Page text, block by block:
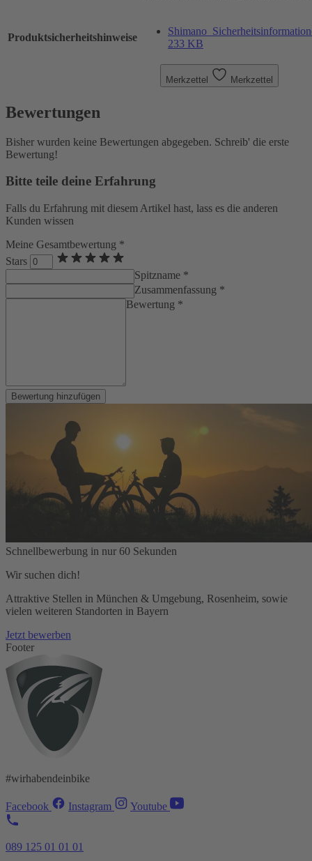
Produktsicherheitshinweise
233 KB
Merkzettel Merkzettel
Bewertungen
Bisher wurden keine Bewertungen abgegeben. Schreib' die erste
Bewertung!
Bitte teile deine Erfahrung
Falls du Erfahrung mit diesem Artikel hast, lass es die anderen
Kunden wissen
Meine Gesamtbewertung *
Stars
Spitzname *
Zusammenfassung *
Bewertung *
Bewertung hinzufügen
Schnellbewerbung in nur 60 Sekunden
Wir suchen dich!
Attraktive Stellen in München & Umgebung, Rosenheim, sowie
vielen weiteren Standorten in Bayern
Jetzt bewerben
Footer
#wirhabendeinbike
Facebook Instagram Youtube
089 125 01 01 01